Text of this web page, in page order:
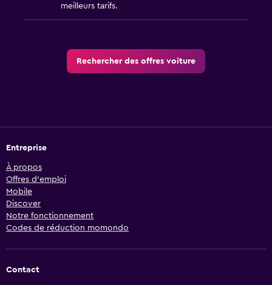
meilleurs tarifs.
Rechercher des offres voiture
Entreprise
À propos
Offres d’emploi
Mobile
Discover
Notre fonctionnement
Codes de réduction momondo
Contact